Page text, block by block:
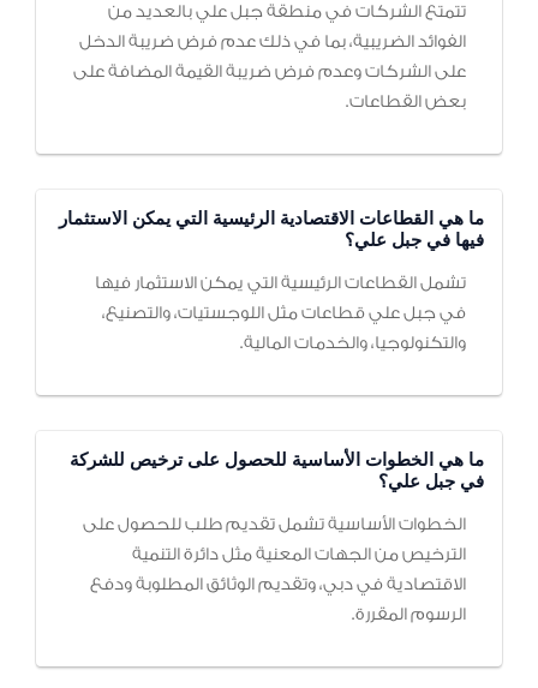
تتمتع الشركات في منطقة جبل علي بالعديد من
الفوائد الضريبية، بما في ذلك عدم فرض ضريبة الدخل
على الشركات وعدم فرض ضريبة القيمة المضافة على
بعض القطاعات.
ما هي القطاعات الاقتصادية الرئيسية التي يمكن الاستثمار
فيها في جبل علي؟
تشمل القطاعات الرئيسية التي يمكن الاستثمار فيها
في جبل علي قطاعات مثل اللوجستيات، والتصنيع،
والتكنولوجيا، والخدمات المالية.
ما هي الخطوات الأساسية للحصول على ترخيص للشركة
في جبل علي؟
الخطوات الأساسية تشمل تقديم طلب للحصول على
الترخيص من الجهات المعنية مثل دائرة التنمية
الاقتصادية في دبي، وتقديم الوثائق المطلوبة ودفع
الرسوم المقررة.